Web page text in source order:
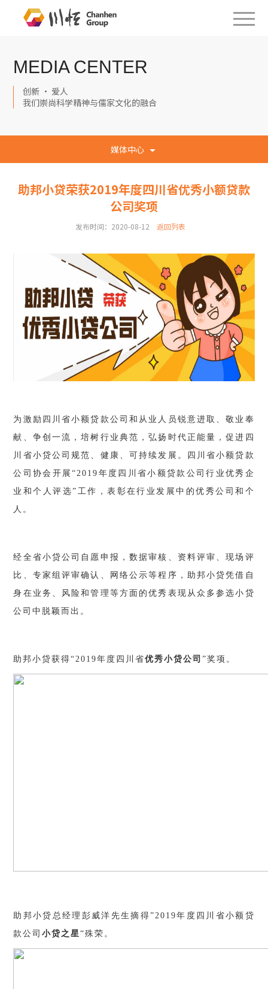
MEDIA CENTER
创新 · 爱人
我们崇尚科学精神与儒家文化的融合
媒体中心
助邦小贷荣获2019年度四川省优秀小额贷款
公司奖项
发布时间：2020-08-12 返回列表
为激励四川省小额贷款公司和从业人员锐意进取、敬业奉
献、争创一流，培树行业典范，弘扬时代正能量，促进四
川省小贷公司规范、健康、可持续发展。四川省小额贷款
公司协会开展“2019年度四川省小额贷款公司行业优秀企
业和个人评选”工作，表彰在行业发展中的优秀公司和个
人。
经全省小贷公司自愿申报，数据审核、资料评审、现场评
比、专家组评审确认、网络公示等程序，助邦小贷凭借自
身在业务、风险和管理等方面的优秀表现从众多参选小贷
公司中脱颖而出。
助邦小贷获得“2019年度四川省优秀小贷公司”奖项。
助邦小贷总经理彭威洋先生摘得”2019年度四川省小额贷
款公司小贷之星“殊荣。